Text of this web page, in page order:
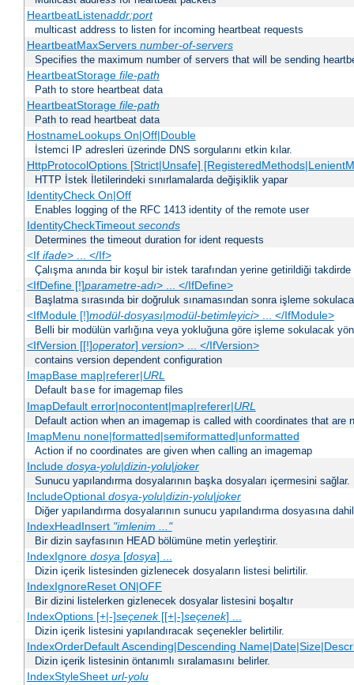
HeartbeatListenaddr:port
multicast address to listen for incoming heartbeat requests
HeartbeatMaxServers number-of-servers
Specifies the maximum number of servers that will be sending
HeartbeatStorage file-path
Path to store heartbeat data
HeartbeatStorage file-path
Path to read heartbeat data
HostnameLookups On|Off|Double
İstemci IP adresleri üzerinde DNS sorgularını etkin kılar.
HttpProtocolOptions [Strict|Unsafe]
HTTP İstek İletilerindeki sınırlamalarda değişiklik yapar
IdentityCheck On|Off
Enables logging of the RFC 1413 identity of the remote user
IdentityCheckTimeout seconds
Determines the timeout duration for ident requests
<If ifade> ... </If>
Çalışma anında bir koşul bir istek tarafından yerine getirildiği takdirde
<IfDefine [!]parametre-adı> ... </IfDefine>
Başlatma sırasında bir doğruluk sınamasından sonra işleme
<IfModule [!]modül-dosyası|modül-betimleyici> ... </IfModule>
Belli bir modülün varlığına veya yokluğuna göre işleme sokulacak
<IfVersion [[!]operator] version> ... </IfVersion>
contains version dependent configuration
ImapBase map|referer|URL
Default base for imagemap files
ImapDefault error|nocontent|map|referer|URL
Default action when an imagemap is called with coordinates that are
ImapMenu none|formatted|semiformatted|unformatted
Action if no coordinates are given when calling an imagemap
Include dosya-yolu|dizin-yolu|joker
Sunucu yapılandırma dosyalarının başka dosyaları içermesini sağlar.
IncludeOptional dosya-yolu|dizin-yolu|joker
Diğer yapılandırma dosyalarının sunucu yapılandırma dosyasına
IndexHeadInsert "imlenim ..."
Bir dizin sayfasının HEAD bölümüne metin yerleştirir.
IndexIgnore dosya[dosya] ...
Dizin içerik listesinden gizlenecek dosyaların listesi belirtilir.
IndexIgnoreReset ON|OFF
Bir dizini listelerken gizlenecek dosyalar listesini boşaltır
IndexOptions [+|-]seçenek[[+|-]seçenek] ...
Dizin içerik listesini yapılandıracak seçenekler belirtilir.
IndexOrderDefault Ascending|Descending
Dizin içerik listesinin öntanımlı sıralamasını belirler.
IndexStyleSheet url-yolu